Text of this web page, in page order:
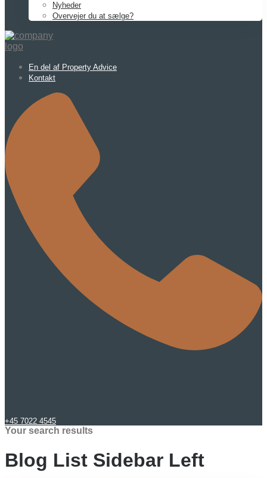
Nyheder
Overvejer du at sælge?
En del af Property Advice
Kontakt
+45 7022 4545
Your search results
Blog List Sidebar Left